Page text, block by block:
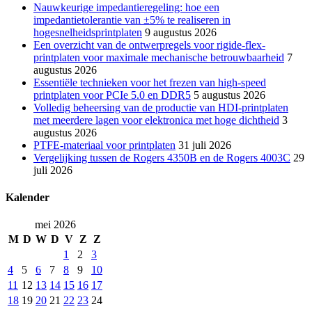
Nauwkeurige impedantieregeling: hoe een
impedantietolerantie van ±5% te realiseren in
hogesnelheidsprintplaten 9 augustus 2026
Een overzicht van de ontwerpregels voor rigide-flex-
printplaten voor maximale mechanische betrouwbaarheid 7
augustus 2026
Essentiële technieken voor het frezen van high-speed
printplaten voor PCIe 5.0 en DDR5 5 augustus 2026
Volledig beheersing van de productie van HDI-printplaten
met meerdere lagen voor elektronica met hoge dichtheid 3
augustus 2026
PTFE-materiaal voor printplaten 31 juli 2026
Vergelijking tussen de Rogers 4350B en de Rogers 4003C 29
juli 2026
Kalender
mei 2026
M D W D V Z
Z
1
2
3
4
5 6 7 8 9
10
11 12 13 14 15 16 17
18 19 20 21 22 23 24